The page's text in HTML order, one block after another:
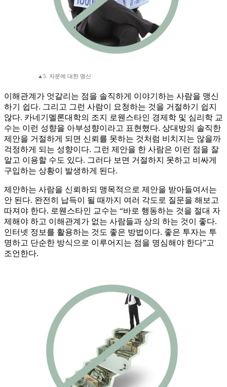
▲5. 자문에 대한 맹신
이해관계가 엇갈리는 점을 솔직하게 이야기하는 사람을 맹신
하기 쉽다. 그리고 그런 사람이 요청하는 것을 거절하기 쉽지
않다. 카네기멜론대학의 조지 로웬스타인 경제학 및 심리학 교
수는 이런 성향을 아부성향이라고 표현했다. 상대방의 솔직한
제안을 거절하게 되면 신뢰를 못하는 것처럼 비치지는 않을까
걱정하게 되는 성향이다. 그런 제안을 한 사람은 이런 점을 잘
알고 이용할 수도 있다. 그러다 보면 거절하지 못하고 비싸게
구입하는 상황이 발생하게 된다.
제안하는 사람을 신뢰하되 맹목적으로 제안을 받아들여서는
안 된다. 완전히 납득이 될 때까지 여러 각도로 질문을 해보고
따져야 한다. 로웬스타인 교수는 “바로 행동하는 것을 절대 자
제해야 하고 이해관계가 없는 사람들과 상의 하는 것이 좋다.
인터넷 정보를 활용하는 것도 좋은 방법이다. 좋은 투자는 투
명하고 단순한 방식으로 이루어지는 점을 명심해야 한다”고
조언한다.